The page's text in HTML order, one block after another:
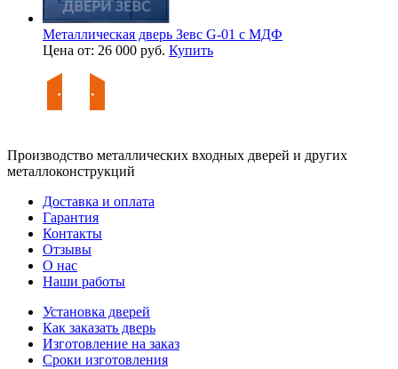
Металлическая дверь Зевс G-01 с МДФ
Цена от: 26 000 руб. Купить
Производство металлических входных дверей и других
металлоконструкций
Доставка и оплата
Гарантия
Контакты
Отзывы
О нас
Наши работы
Установка дверей
Как заказать дверь
Изготовление на заказ
Сроки изготовления